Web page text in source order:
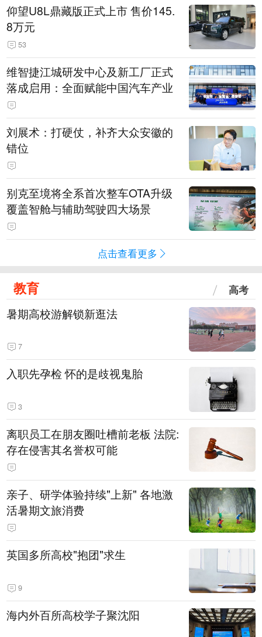
仰望U8L鼎藏版正式上市 售价145.
8万元
53
维智捷江城研发中心及新工厂正式
落成启用：全面赋能中国汽车产业
刘展术：打硬仗，补齐大众安徽的
错位
别克至境将全系首次整车OTA升级
覆盖智舱与辅助驾驶四大场景
点击查看更多
教育 高考
暑期高校游解锁新逛法
7
入职先孕检 怀的是歧视鬼胎
3
离职员工在朋友圈吐槽前老板 法院:
存在侵害其名誉权可能
亲子、研学体验持续"上新" 各地激
活暑期文旅消费
英国多所高校"抱团"求生
9
海内外百所高校学子聚沈阳